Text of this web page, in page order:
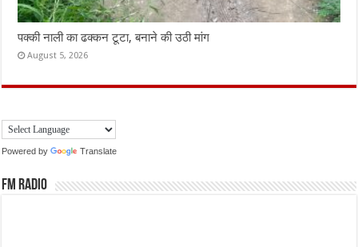
पक्की नाली का ढक्कन टूटा, बनाने की उठी मांग
August 5, 2026
Powered by Translate
FM Radio